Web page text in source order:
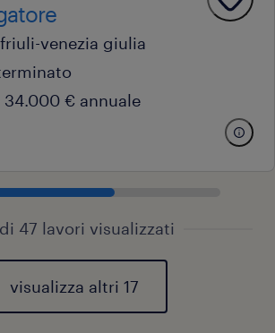
venezia giulia
€ annuale
47 lavori visualizzati
visualizza altri 17